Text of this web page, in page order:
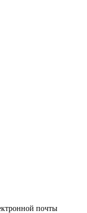
почты